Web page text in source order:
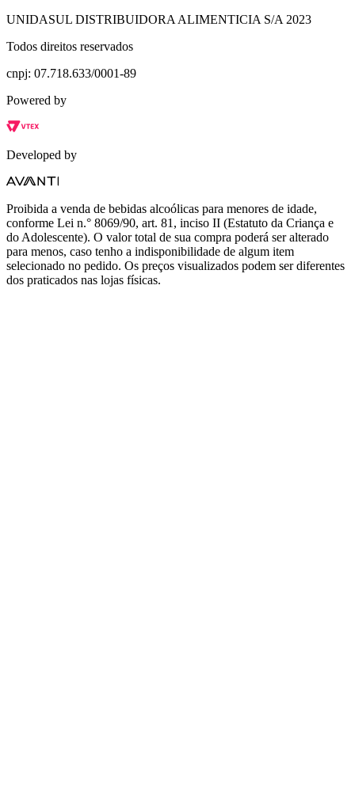
UNIDASUL DISTRIBUIDORA ALIMENTICIA S/A 2023
Todos direitos reservados
cnpj: 07.718.633/0001-89
Powered by
Developed by
Proibida a venda de bebidas alcoólicas para menores de idade,
conforme Lei n.° 8069/90, art. 81, inciso II (Estatuto da Criança e
do Adolescente). O valor total de sua compra poderá ser alterado
para menos, caso tenho a indisponibilidade de algum item
selecionado no pedido. Os preços visualizados podem ser diferentes
dos praticados nas lojas físicas.